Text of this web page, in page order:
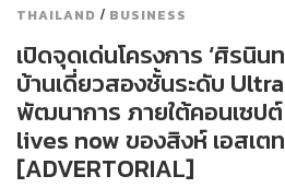
THAILAND / BUSINESS
เปิดจุดเด่นโครงการ ‘ศิรนิน
บ้านเดี่ยวสองชั้นระดับ
พัฒนาการ ภายใต้คอนเซป
lives now ของสิงห์ เอสเตท
[ADVERTORIAL]